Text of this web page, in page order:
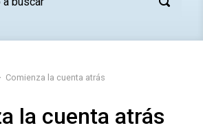
Comienza la cuenta atrás
la cuenta atrás